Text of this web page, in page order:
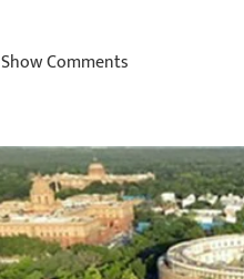
Show Comments